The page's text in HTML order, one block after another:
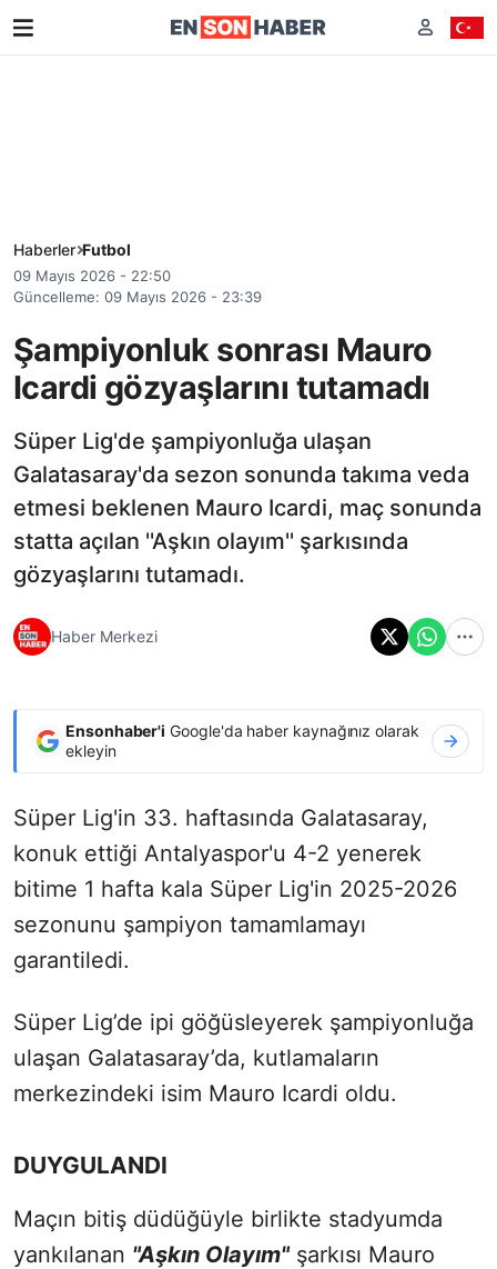
Haberler Futbol
09 Mayıs 2026 - 22:50
Güncelleme: 09 Mayıs 2026 - 23:39
Şampiyonluk sonrası Mauro
Icardi gözyaşlarını tutamadı
Süper Lig'de şampiyonluğa ulaşan
Galatasaray'da sezon sonunda takıma veda
etmesi beklenen Mauro Icardi, maç sonunda
statta açılan ''Aşkın olayım'' şarkısında
gözyaşlarını tutamadı.
Haber Merkezi
Ensonhaber'i Google'da haber kaynağınız olarak
ekleyin
Süper Lig'in 33. haftasında Galatasaray,
konuk ettiği Antalyaspor'u 4-2 yenerek
bitime 1 hafta kala Süper Lig'in 2025-2026
sezonunu şampiyon tamamlamayı
garantiledi.
Süper Lig’de ipi göğüsleyerek şampiyonluğa
ulaşan Galatasaray’da, kutlamaların
merkezindeki isim Mauro Icardi oldu.
DUYGULANDI
Maçın bitiş düdüğüyle birlikte stadyumda
yankılanan "Aşkın Olayım"şarkısı Mauro